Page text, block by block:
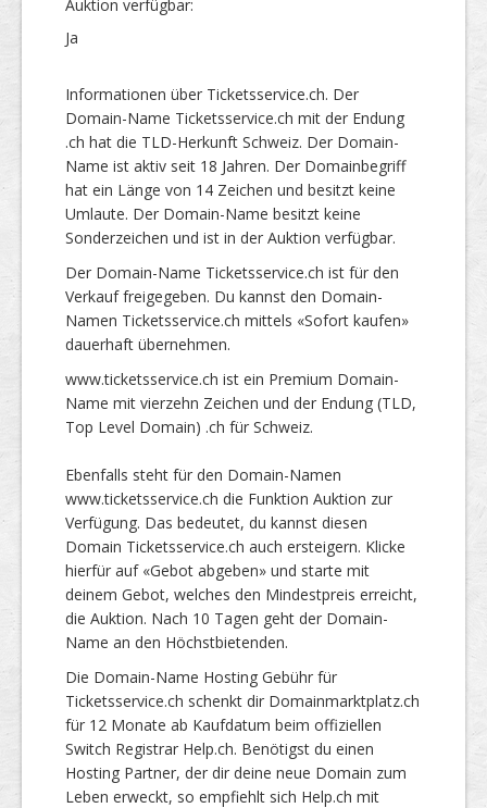
Auktion verfügbar:
Ja
Informationen über Ticketsservice.ch. Der
Domain-Name Ticketsservice.ch mit der Endung
.ch hat die TLD-Herkunft Schweiz. Der Domain-
Name ist aktiv seit 18 Jahren. Der Domainbegriff
hat ein Länge von 14 Zeichen und besitzt keine
Umlaute. Der Domain-Name besitzt keine
Sonderzeichen und ist in der Auktion verfügbar.
Der Domain-Name Ticketsservice.ch ist für den
Verkauf freigegeben. Du kannst den Domain-
Namen Ticketsservice.ch mittels «Sofort kaufen»
dauerhaft übernehmen.
www.ticketsservice.ch ist ein Premium Domain-
Name mit vierzehn Zeichen und der Endung (TLD,
Top Level Domain) .ch für Schweiz.
Ebenfalls steht für den Domain-Namen
www.ticketsservice.ch die Funktion Auktion zur
Verfügung. Das bedeutet, du kannst diesen
Domain Ticketsservice.ch auch ersteigern. Klicke
hierfür auf «Gebot abgeben» und starte mit
deinem Gebot, welches den Mindestpreis erreicht,
die Auktion. Nach 10 Tagen geht der Domain-
Name an den Höchstbietenden.
Die Domain-Name Hosting Gebühr für
Ticketsservice.ch schenkt dir Domainmarktplatz.ch
für 12 Monate ab Kaufdatum beim offiziellen
Switch Registrar Help.ch. Benötigst du einen
Hosting Partner, der dir deine neue Domain zum
Leben erweckt, so empfiehlt sich Help.ch mit